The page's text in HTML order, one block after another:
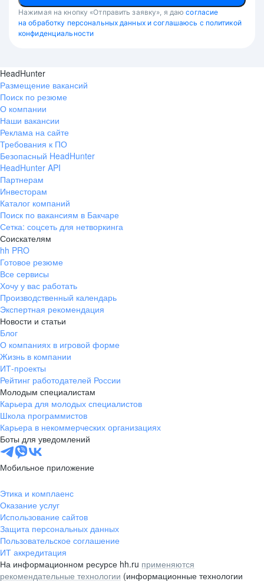
Нажимая на кнопку «Отправить заявку», я даю согласие
на обработку персональных данных и соглашаюсь с политикой
конфиденциальности
HeadHunter
Размещение вакансий
Поиск по резюме
О компании
Наши вакансии
Реклама на сайте
Требования к ПО
Безопасный HeadHunter
HeadHunter API
Партнерам
Инвесторам
Каталог компаний
Поиск по вакансиям в Бакчаре
Сетка: соцсеть для нетворкинга
Соискателям
hh PRO
Готовое резюме
Все сервисы
Хочу у вас работать
Производственный календарь
Экспертная рекомендация
Новости и статьи
Блог
О компаниях в игровой форме
Жизнь в компании
ИТ-проекты
Рейтинг работодателей России
Молодым специалистам
Карьера для молодых специалистов
Школа программистов
Карьера в некоммерческих организациях
Боты для уведомлений
Мобильное приложение
Этика и комплаенс
Оказание услуг
Использование сайтов
Защита персональных данных
Пользовательское соглашение
ИТ аккредитация
На информационном ресурсе hh.ru применяются
рекомендательные технологии (информационные технологии